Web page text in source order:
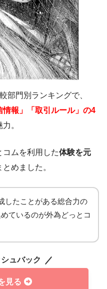
部門別ランキングで、
情報」「取引ルール」の4
。
コムを利用した体験を元
とめました。
したことがある総合力の
ているのが外為どっとコ
ュバック
見る